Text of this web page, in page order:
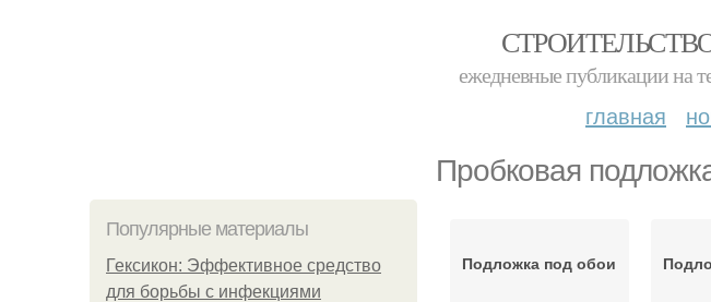
ежедневные публикации на
главная
Пробковая
Популярные материалы
Гексикон: Эффективное средство
для борьбы с инфекциями
Подложка под обои